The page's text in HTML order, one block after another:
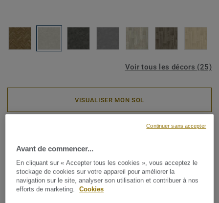
Voir tous les décors (25)
VISUALISER MON SOL
ICONIK Confort - Madras
GREY
Disponible dans une large gamme de designs et de
couleurs intemporels, la collection en vinyles pour la
Avant de commencer...
En cliquant sur « Accepter tous les cookies », vous acceptez le
stockage de cookies sur votre appareil pour améliorer la
navigation sur le site, analyser son utilisation et contribuer à nos
efforts de marketing.
Cookies
Continuer sans accepter